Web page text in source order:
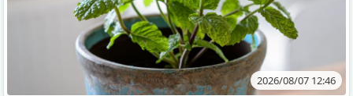
2026/08/07 12:46